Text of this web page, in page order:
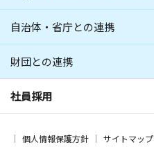
自治体・省庁との連携
財団との連携
社員採用
個人情報保護方針 サイトマップ